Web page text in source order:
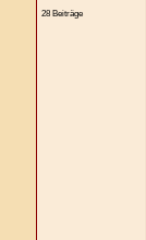
28 Beiträge